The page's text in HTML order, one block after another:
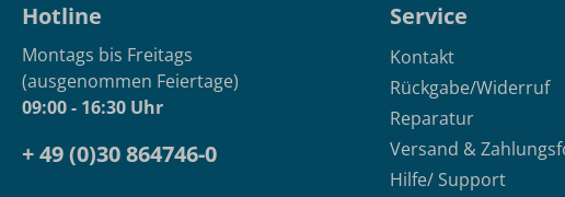
Hotline
Montags bis Freitags
(ausgenommen Feiertage)
09:00 - 16:30 Uhr
+ 49 (0)30 864746-0
Service
Kontakt
Rückgabe/Widerruf
Reparatur
Versand &
Hilfe/ Support